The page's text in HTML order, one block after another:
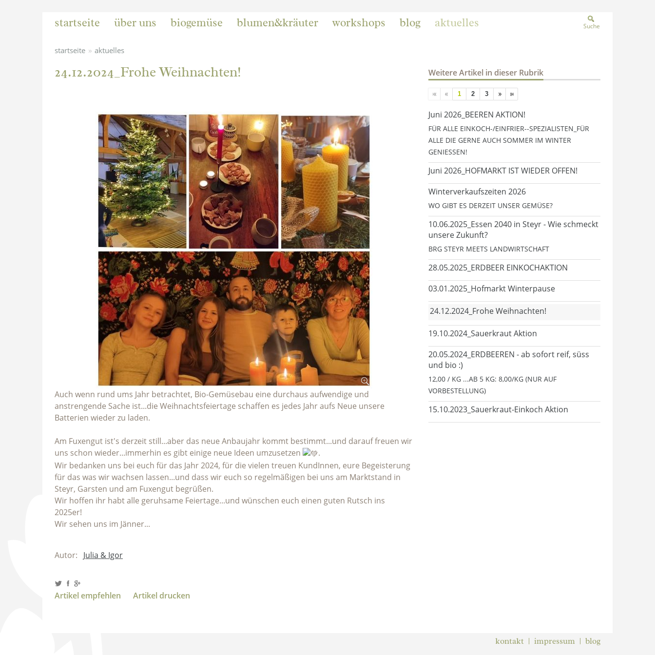
startseite über uns biogemüse blumen&kräuter workshops blog aktuelles Suche
startseite » aktuelles
24.12.2024_Frohe Weihnachten!
Auch wenn rund ums Jahr betrachtet, Bio-Gemüsebau eine durchaus aufwendige und
anstrengende Sache ist...die Weihnachtsfeiertage schaffen es jedes Jahr aufs Neue unsere
Batterien wieder zu laden.
Am Fuxengut ist's derzeit still...aber das neue Anbaujahr kommt bestimmt...und darauf freuen wir
uns schon wieder...immerhin es gibt einige neue Ideen umzusetzen
.
Wir bedanken uns bei euch für das Jahr 2024, für die vielen treuen KundInnen, eure Begeisterung
für das was wir wachsen lassen...und dass wir euch so regelmäßigen bei uns am Marktstand in
Steyr, Garsten und am Fuxengut begrüßen.
Wir hoffen ihr habt alle geruhsame Feiertage...und wünschen euch einen guten Rutsch ins
2025er!
Wir sehen uns im Jänner...
Autor: Julia & Igor
Artikel empfehlen Artikel drucken
Weitere Artikel in dieser Rubrik
1 2 3
Juni 2026_BEEREN AKTION!
FÜR ALLE EINKOCH-/EINFRIER--SPEZIALISTEN_FÜR
ALLE DIE GERNE AUCH SOMMER IM WINTER
GENIESSEN!
Juni 2026_HOFMARKT IST WIEDER OFFEN!
Winterverkaufszeiten 2026
WO GIBT ES DERZEIT UNSER GEMÜSE?
10.06.2025_Essen 2040 in Steyr - Wie schmeckt
unsere Zukunft?
BRG STEYR MEETS LANDWIRTSCHAFT
28.05.2025_ERDBEER EINKOCHAKTION
03.01.2025_Hofmarkt Winterpause
24.12.2024_Frohe Weihnachten!
19.10.2024_Sauerkraut Aktion
20.05.2024_ERDBEEREN - ab sofort reif, süss
und bio :)
12,00 / KG ...AB 5 KG: 8,00/KG (NUR AUF
VORBESTELLUNG)
15.10.2023_Sauerkraut-Einkoch Aktion
kontakt impressum blog